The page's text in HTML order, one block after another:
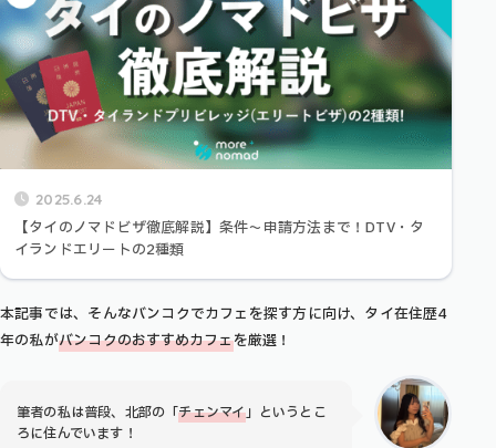
2025.6.24
【タイのノマドビザ徹底解説】条件〜申請方法まで！DTV・タ
イランドエリートの2種類
本記事では、そんなバンコクでカフェを探す方に向け、タイ在住歴4
年の私がバンコクのおすすめカフェを厳選！
筆者の私は普段、北部の「チェンマイ」というとこ
ろに住んでいます！